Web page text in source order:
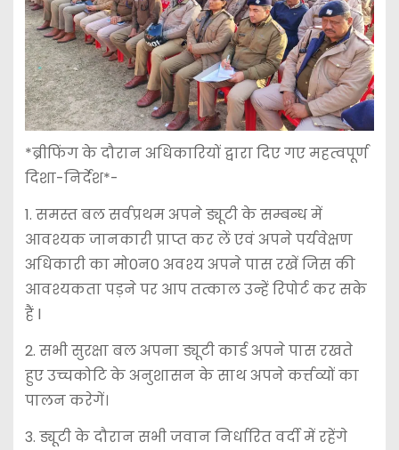
*ब्रीफिंग के दौरान अधिकारियों द्वारा दिए गए महत्वपूर्ण
दिशा-निर्देश*-
1. समस्त बल सर्वप्रथम अपने ड्यूटी के सम्बन्ध में
आवश्यक जानकारी प्राप्त कर लें एवं अपने पर्यवेक्षण
अधिकारी का मो0न0 अवश्य अपने पास रखें जिस की
आवश्यकता पड़ने पर आप तत्काल उन्हें रिपोर्ट कर सके
हैं l
2. ⁠सभी सुरक्षा बल अपना ड्यूटी कार्ड अपने पास रखते
हुए उच्चकोटि के अनुशासन के साथ अपने कर्त्तव्यों का
पालन करेगें।
3. ⁠ड्यूटी के दौरान सभी जवान निर्धारित वर्दी में रहेंगे